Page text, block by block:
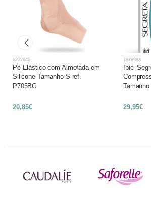
6222646
Pé Elástico com Almofada em
Silicone Tamanho S ref.
P705BG
20,85€
7878983
Ibici
Tamanho
29,95€